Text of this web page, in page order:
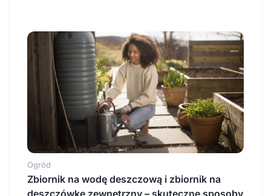
Ogród
Zbiornik na wodę deszczową i zbiornik na